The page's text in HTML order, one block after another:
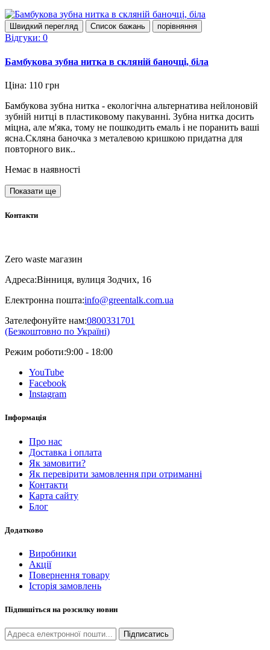
Швидкий перегляд Список бажань порівняння
Відгуки: 0
Бамбукова зубна нитка в скляній баночці, біла
Ціна: 110 грн
Бамбукова зубна нитка - екологічна альтернатива нейлоновій
зубній нитці в пластиковому пакуванні. Зубна нитка досить
міцна, але м'яка, тому не пошкодить емаль і не поранить ваші
ясна.Скляна баночка з металевою кришкою придатна для
повторного вик..
Немає в наявності
Показати ще
Контакти
Zero waste магазин
Адреса:Вінниця, вулиця Зодчих, 16
Електронна пошта:info@greentalk.com.ua
Зателефонуйте нам:0800331701
(Безкоштовно по Україні)
Режим роботи:9:00 - 18:00
YouTube
Facebook
Instagram
Інформація
Про нас
Доставка і оплата
Як замовити?
Як перевірити замовлення при отриманні
Контакти
Карта сайту
Блог
Додатково
Виробники
Акції
Повернення товару
Історія замовлень
Підпишіться на розсилку новин
Підписатись